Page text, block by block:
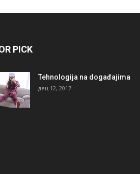
PICK
Tehnologija na događajima
дец 12, 2017